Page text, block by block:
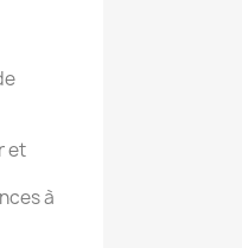
et
à